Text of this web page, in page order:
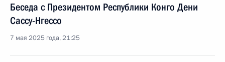
Беседа с Президентом Республики Конго Дени
Сассу-Нгессо
7 мая 2025 года, 21:25